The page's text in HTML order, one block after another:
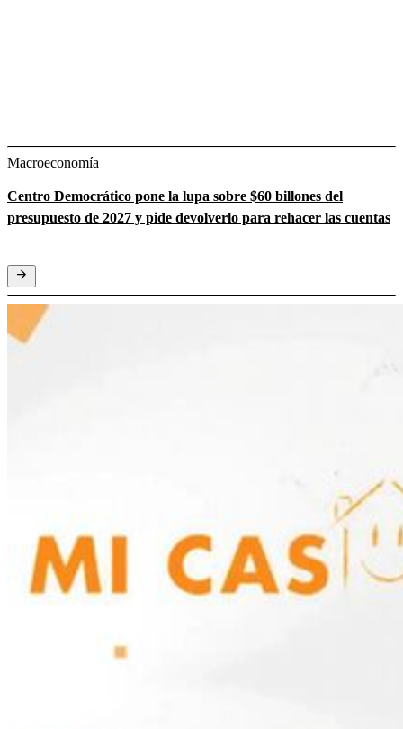
Macroeconomía
Centro Democrático pone la lupa sobre $60 billones del
presupuesto de 2027 y pide devolverlo para rehacer las cuentas